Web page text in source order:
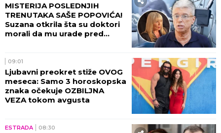
MISTERIJA POSLEDNJIH
TRENUTAKA SAŠE POPOVIĆA!
Suzana otkrila šta su doktori
morali da mu urade pred
09:01
Ljubavni preokret stiže OVOG
meseca: Samo 3 horoskopska
znaka očekuje OZBILJNA
VEZA tokom avgusta
ESTRADA 08:30